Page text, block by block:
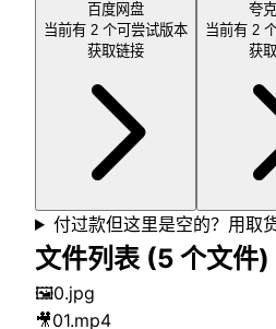
百度网盘
当前有 2 个可尝试版本
获取链接
夸
当前有 2
获
付过款但这里是空的？用取
文件列表 (5 个文件)
🖼️0.jpg
🎥01.mp4